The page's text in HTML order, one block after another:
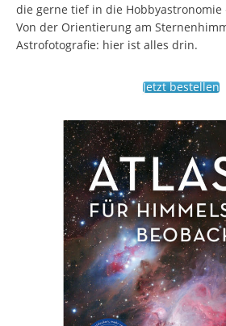
die gerne tief in die Hobbyastronomie
Von der Orientierung am
Astrofotografie: hier ist alles drin.
Jetzt bestellen